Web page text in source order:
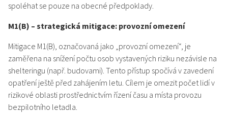
spoléhat se pouze na obecné předpoklady.
M1(B) – strategická mitigace: provozní omezení
Mitigace M1(B), označovaná jako „provozní omezení“, je
zaměřena na snížení počtu osob vystavených riziku nezávisle na
shelteringu (např. budovami). Tento přístup spočívá v zavedení
opatření ještě před zahájením letu. Cílem je omezit počet lidí v
rizikové oblasti prostřednictvím řízení času a místa provozu
bezpilotního letadla.